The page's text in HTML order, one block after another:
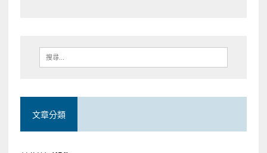
文章分類